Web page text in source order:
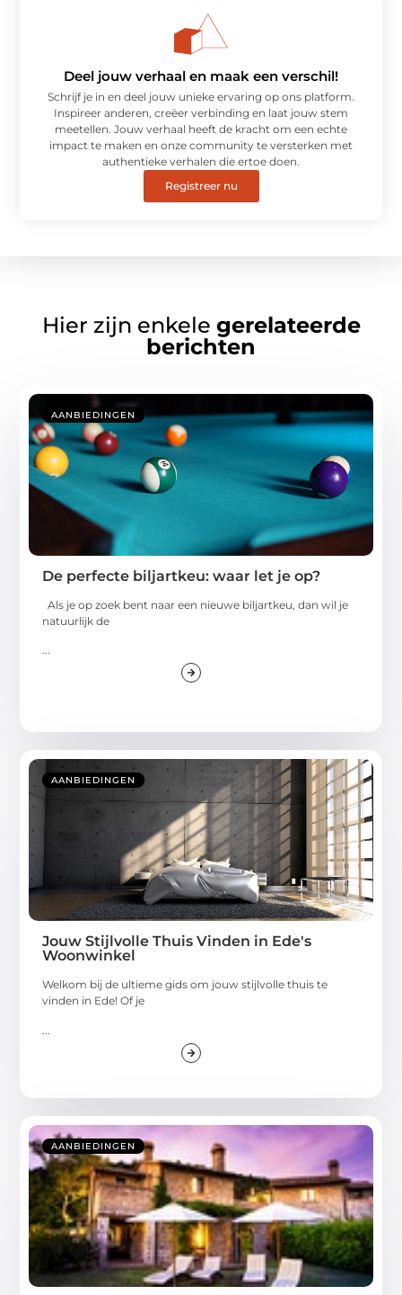
Deel jouw verhaal en maak een verschil!
Schrijf je in en deel jouw unieke ervaring op ons platform.
Inspireer anderen, creëer verbinding en laat jouw stem
meetellen. Jouw verhaal heeft de kracht om een echte
impact te maken en onze community te versterken met
authentieke verhalen die ertoe doen.
Registreer nu
Hier zijn enkele gerelateerde
berichten
AANBIEDINGEN
De perfecte biljartkeu: waar let je op?
Als je op zoek bent naar een nieuwe biljartkeu, dan wil je
natuurlijk de
...
AANBIEDINGEN
Jouw Stijlvolle Thuis Vinden in Ede's
Woonwinkel
Welkom bij de ultieme gids om jouw stijlvolle thuis te
vinden in Ede! Of je
AANBIEDINGEN